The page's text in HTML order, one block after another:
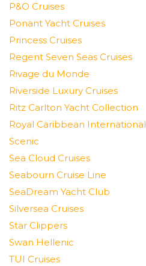
P&O Cruises
Ponant Yacht Cruises
Princess Cruises
Regent Seven Seas Cruises
Rivage du Monde
Riverside Luxury Cruises
Ritz Carlton Yacht Collection
Royal Caribbean International
Scenic
Sea Cloud Cruises
Seabourn Cruise Line
SeaDream Yacht Club
Silversea Cruises
Star Clippers
Swan Hellenic
TUI Cruises